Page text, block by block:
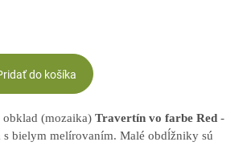
do košíka
(mozaika) Travertín vo farbe Red -
bielym melírovaním. Malé obdĺžniky sú